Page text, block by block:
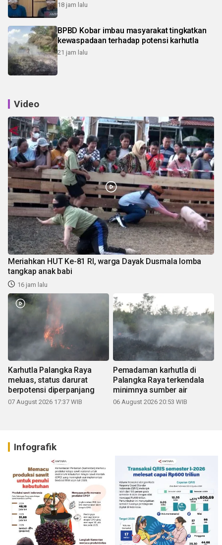
18 jam lalu
BPBD Kobar imbau masyarakat tingkatkan
kewaspadaan terhadap potensi karhutla
21 jam lalu
Video
Meriahkan HUT Ke-81 RI, warga Dayak Dusmala lomba
tangkap anak babi
16 jam lalu
Karhutla Palangka Raya
meluas, status darurat
berpotensi diperpanjang
07 August 2026 17:37 WIB
Pemadaman karhutla di
Palangka Raya terkendala
minimnya sumber air
06 August 2026 20:53 WIB
Infografik